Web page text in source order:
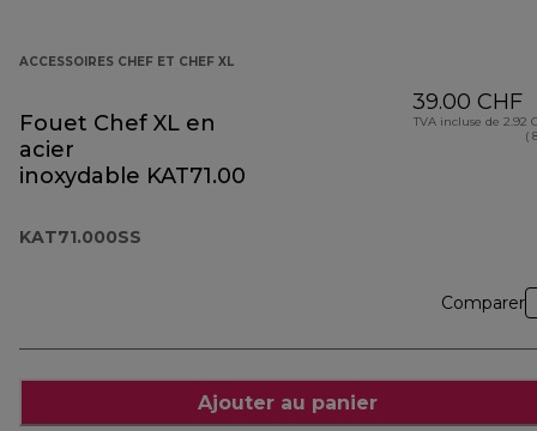
ACCESSOIRES CHEF ET CHEF XL
Fouet Chef XL en
acier
inoxydable KAT71.000SS
KAT71.000SS
39.00 CHF
TVA incluse de 2.92
(
Comparer
Ajouter au panier